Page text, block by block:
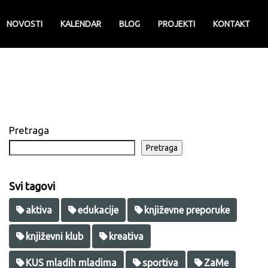
NOVOSTI KALENDAR BLOG PROJEKTI KONTAKT
Pretraga
Pretraga
Svi tagovi
aktiva edukacije književne preporuke
književni klub kreativa
KUS mladih mladima sportiva ZaMe